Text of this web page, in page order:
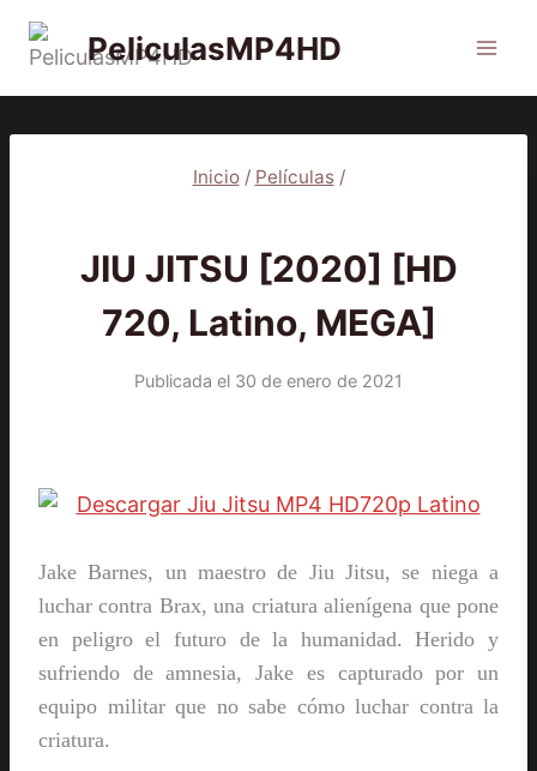
PeliculasMP4HD
Inicio / Películas /
JIU JITSU [2020] [HD
720, Latino, MEGA]
Publicada el 30 de enero de 2021
Jake Barnes, un maestro de Jiu Jitsu, se niega a
luchar contra Brax, una criatura alienígena que pone
en peligro el futuro de la humanidad. Herido y
sufriendo de amnesia, Jake es capturado por un
equipo militar que no sabe cómo luchar contra la
criatura.